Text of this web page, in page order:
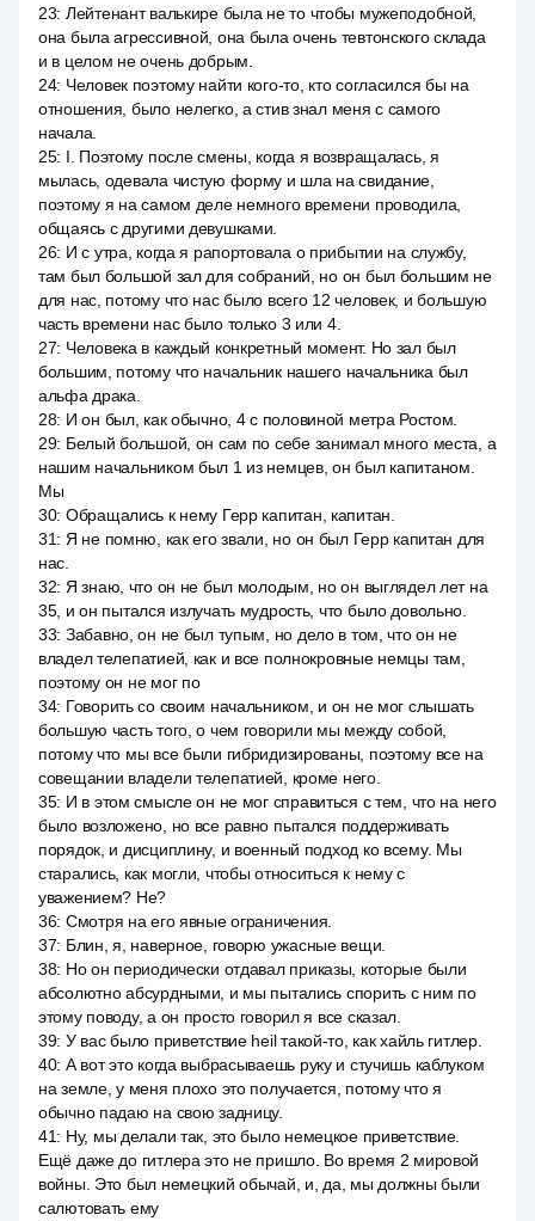
23: Лейтенант валькире была не то чтобы мужеподобной,
она была агрессивной, она была очень тевтонского склада
и в целом не очень добрым.
24: Человек поэтому найти кого-то, кто согласился бы на
отношения, было нелегко, а стив знал меня с самого
начала.
25: I. Поэтому после смены, когда я возвращалась, я
мылась, одевала чистую форму и шла на свидание,
поэтому я на самом деле немного времени проводила,
общаясь с другими девушками.
26: И с утра, когда я рапортовала о прибытии на службу,
там был большой зал для собраний, но он был большим не
для нас, потому что нас было всего 12 человек, и большую
часть времени нас было только 3 или 4.
27: Человека в каждый конкретный момент. Но зал был
большим, потому что начальник нашего начальника был
альфа драка.
28: И он был, как обычно, 4 с половиной метра Ростом.
29: Белый большой, он сам по себе занимал много места, а
нашим начальником был 1 из немцев, он был капитаном.
Мы
30: Обращались к нему Герр капитан, капитан.
31: Я не помню, как его звали, но он был Герр капитан для
нас.
32: Я знаю, что он не был молодым, но он выглядел лет на
35, и он пытался излучать мудрость, что было довольно.
33: Забавно, он не был тупым, но дело в том, что он не
владел телепатией, как и все полнокровные немцы там,
поэтому он не мог по
34: Говорить со своим начальником, и он не мог слышать
большую часть того, о чем говорили мы между собой,
потому что мы все были гибридизированы, поэтому все на
совещании владели телепатией, кроме него.
35: И в этом смысле он не мог справиться с тем, что на него
было возложено, но все равно пытался поддерживать
порядок, и дисциплину, и военный подход ко всему. Мы
старались, как могли, чтобы относиться к нему с
уважением? Не?
36: Смотря на его явные ограничения.
37: Блин, я, наверное, говорю ужасные вещи.
38: Но он периодически отдавал приказы, которые были
абсолютно абсурдными, и мы пытались спорить с ним по
этому поводу, а он просто говорил я все сказал.
39: У вас было приветствие heil такой-то, как хайль гитлер.
40: А вот это когда выбрасываешь руку и стучишь каблуком
на земле, у меня плохо это получается, потому что я
обычно падаю на свою задницу.
41: Ну, мы делали так, это было немецкое приветствие.
Ещё даже до гитлера это не пришло. Во время 2 мировой
войны. Это был немецкий обычай, и, да, мы должны были
салютовать ему